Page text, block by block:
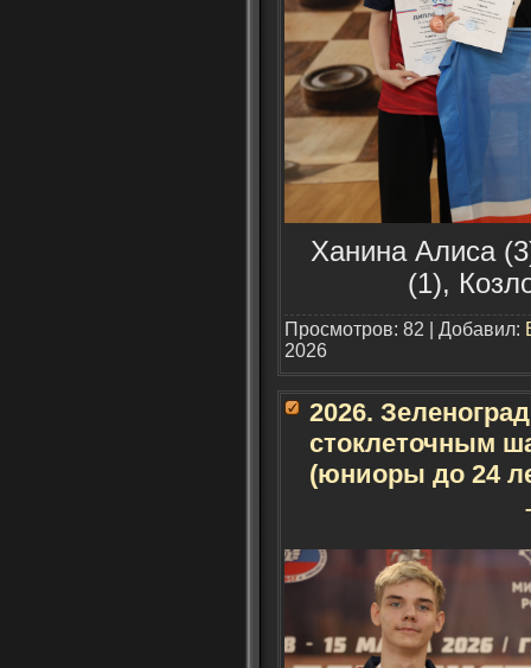
Ханина Алиса
(1),
Просмотров: 82 | Добавил:
2026
2026.
стоклеточным
(юниоры до 24